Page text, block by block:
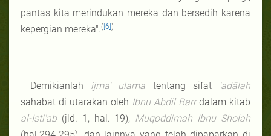
pantas kita merindukan mereka dan bersedih karena
kepergian mereka".([6])
Demikianlah ijma' ulama tentang sifat
'adālah
sahabat di utarakan oleh Ibnu Abdil Barrdalam kitab
al-Isti'ab(jld. 1, hal. 19), Muqoddimah Ibnu Sholah